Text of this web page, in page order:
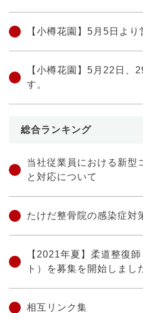
【小樽花園】5月5日より
【小樽花園】5月22日、
す。
総合ランキング
当社従業員における新型
と対応について
たけだ整骨院の感染症対
【2021年夏】柔道整復
ト）を募集を開始しまし
相互リンク集